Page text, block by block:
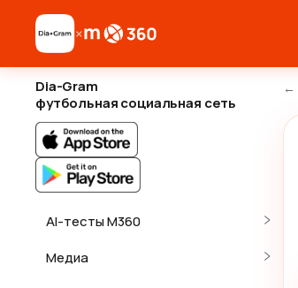
×
Dia-Gram
футбольная социальная сеть
AI-тесты M360
Медиа
←